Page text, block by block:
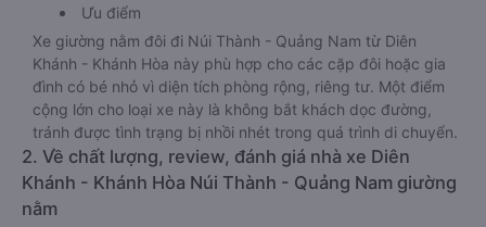
Ưu điểm
Xe giường nằm đôi đi Núi Thành - Quảng Nam từ Diên
Khánh - Khánh Hòa này phù hợp cho các cặp đôi hoặc gia
đình có bé nhỏ vì diện tích phòng rộng, riêng tư. Một điểm
cộng lớn cho loại xe này là không bắt khách dọc đường,
tránh được tình trạng bị nhồi nhét trong quá trình di chuyển.
2. Về chất lượng, review, đánh giá nhà xe Diên
Khánh - Khánh Hòa Núi Thành - Quảng Nam giường
nằm